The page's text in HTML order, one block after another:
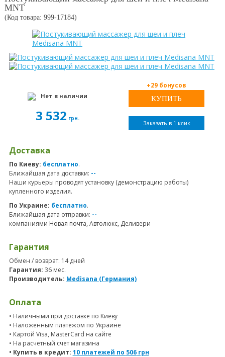
MNT
(Код товара: 999-17184)
Нет в наличии
3 532 грн.
+29 бонусов
Заказать в 1 клик
Доставка
По Киеву: бесплатно.
Ближайшая дата доставки: --
Наши курьеры проводят установку (демонстрацию работы)
купленного изделия.
По Украине: бесплатно.
Ближайшая дата отправки: --
компаниями Новая почта, Автолюкс, Деливери
Гарантия
Обмен / возврат: 14 дней
Гарантия: 36 мес.
Производитель: Medisana (Германия)
Оплата
• Наличными при доставке по Киеву
• Наложенным платежом по Украине
• Картой Visa, MasterCard на сайте
• На расчетный счет магазина
• Купить в кредит: 10 платежей по 506 грн